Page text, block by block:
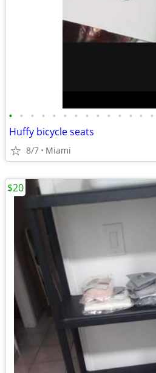
• • • • • • • • • • • • • •
Huffy bicycle seats
8/7 Miami
$20